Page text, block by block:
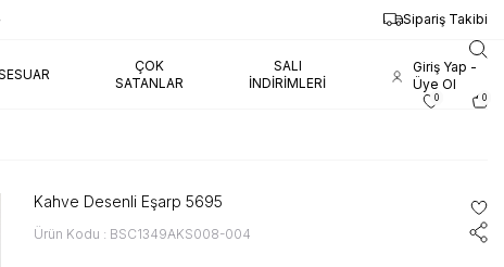
Sipariş Takibi
ÇOK
SATANLAR
SALI
İNDIRIMLERI
Giriş Yap -
Üye Ol
0 0
Kahve Desenli Eşarp 5695
Ürün Kodu : BSC1349AKS008-004